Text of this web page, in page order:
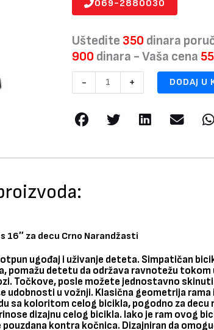
069-2880030
Uštedite 350 dinara
900 dinara - Vaša cena
-
Visitor
Cross
Narandžasti
+ DODAJ U
16″ za decu Crno Narandžasti
ugođaj i uživanje deteta. Simpatičan
pomažu detetu da održava ravnotežu tokom
Točkove, posle možete jednostavno
u vožnji. Klasična geometrija
sa koloritom celog bicikla, pogodno za decu
dizajnu celog bicikla. Iako je ram ovog
kontra kočnica. Dizajniran da